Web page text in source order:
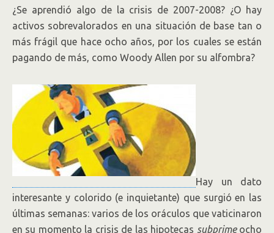
¿Se aprendió algo de la crisis de 2007-2008? ¿O hay
activos sobrevalorados en una situación de base tan o
más frágil que hace ocho años, por los cuales se están
pagando de más, como Woody Allen por su alfombra?
Hay un dato
interesante y colorido (e inquietante) que surgió en las
últimas semanas: varios de los oráculos que vaticinaron
en su momento la crisis de las hipotecas subprimeocho